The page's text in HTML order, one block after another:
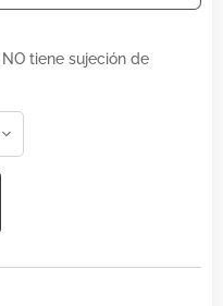
tiene sujeción de